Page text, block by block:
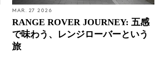
MAR. 27 2026
RANGE ROVER JOURNEY: 五感
で味わう、レンジローバーという
旅